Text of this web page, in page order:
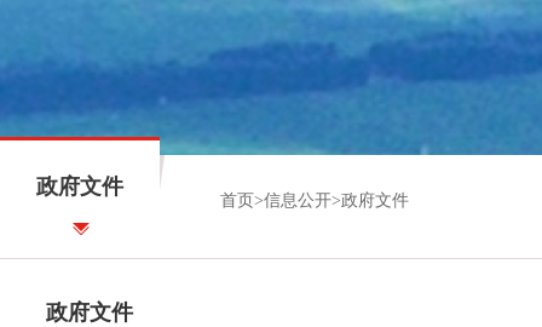
政府文件
首页 >信息公开>政府文件
政府文件